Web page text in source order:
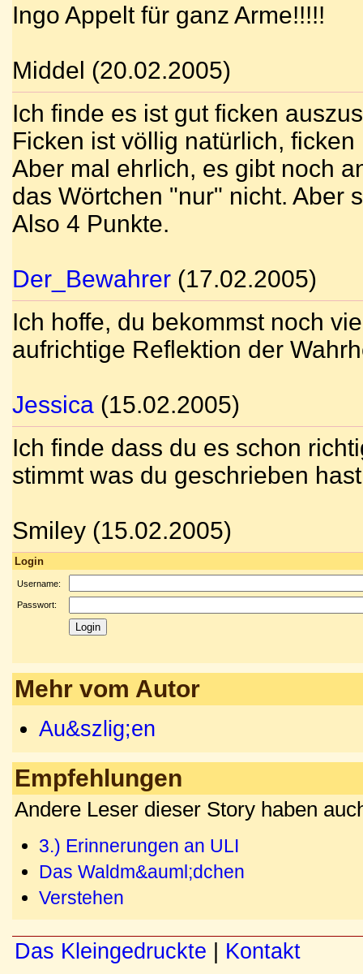
Ingo Appelt für ganz Arme!!!!!
Middel (20.02.2005)
Ich finde es ist gut ficken
Ficken ist völlig natürlich, ficken
Aber mal ehrlich, es gibt noch
das Wörtchen "nur" nicht. Aber
Also 4 Punkte.
Der_Bewahrer (17.02.2005)
Ich hoffe, du bekommst noch
aufrichtige Reflektion der
Jessica (15.02.2005)
Ich finde dass du es schon
stimmt was du geschrieben
Smiley (15.02.2005)
Login
Username:
Passwort:
Mehr vom Autor
Au&szlig;en
Empfehlungen
Andere Leser dieser Story haben
3.) Erinnerungen an ULI
Das Waldm&auml;dchen
Verstehen
Das Kleingedruckte Kontakt